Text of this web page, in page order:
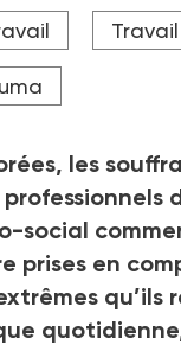
les
social
prises en
qu’ils